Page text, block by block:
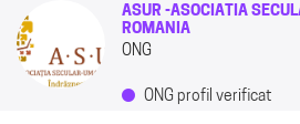
ASUR -ASOCIATIA
ROMANIA
ONG
ONG profil verificat